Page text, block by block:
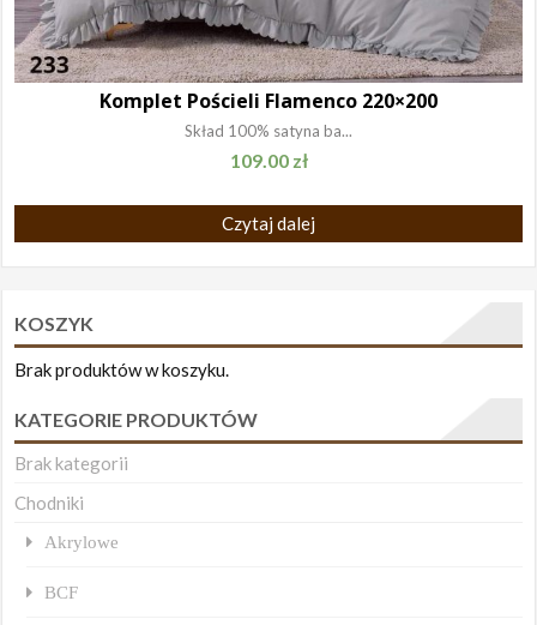
Komplet Pościeli Flamenco 220×200
Skład 100% satyna ba...
109.00 zł
Czytaj dalej
KOSZYK
Brak produktów w koszyku.
KATEGORIE PRODUKTÓW
Brak kategorii
Chodniki
Akrylowe
BCF